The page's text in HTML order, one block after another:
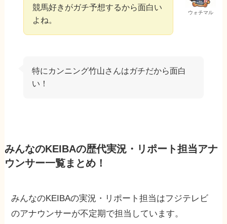
ウォチマル
競馬好きがガチ予想するから面白い
よね。
特にカンニング竹山さんはガチだから面白
い！
みんなのKEIBAの歴代実況・リポート担当アナ
ウンサー一覧まとめ！
みんなのKEIBAの実況・リポート担当はフジテレビ
のアナウンサーが不定期で担当しています。